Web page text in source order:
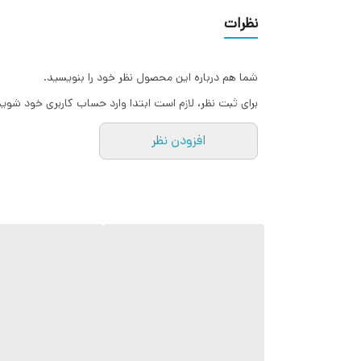
نظرات
شما هم درباره این محصول نظر خود را بنویسید.
برای ثبت نظر، لازم است ابتدا وارد حساب کاربری خود
افزودن نظر